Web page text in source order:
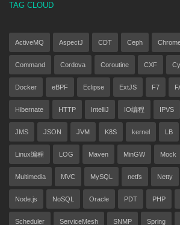
TAG CLOUD
ActiveMQ AspectJ CDT Ceph
Command Cordova Coroutine CXF
Docker eBPF Eclipse ExtJS F7
Hibernate HTTP IntelliJ IO编程 IPVS
JMS JSON JVM K8S kernel LB
Linux编程 LOG Maven MinGW Mock
Multimedia MVC MySQL netfs Netty
Node.js NoSQL Oracle PDT PHP
Scheduler ServiceMesh SNMP Spring